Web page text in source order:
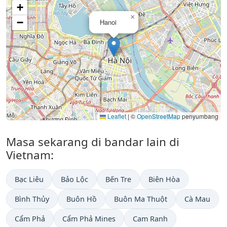
Hanoi
×
+
−
Leaflet | ©OpenStreetMappenyumbang
Masa sekarang di bandar lain di
Vietnam:
Bạc Liêu Bảo Lộc Bến Tre Biên Hòa
Bình Thủy Buôn Hồ Buôn Ma Thuột Cà Mau
Cẩm Phả Cẩm Phả Mines Cam Ranh